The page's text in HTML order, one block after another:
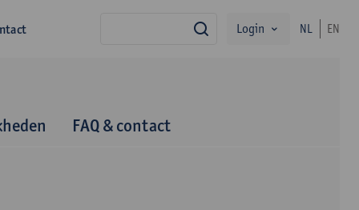
zoekLogin NL EN
FAQ & contact